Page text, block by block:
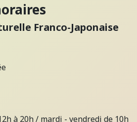
Franco-Japonaise
à 20h / mardi - vendredi de 10h